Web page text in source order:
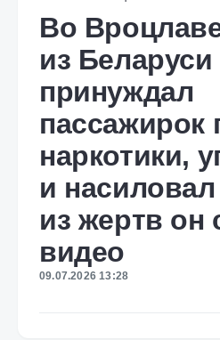
Во
из Беларуси
принуждал
пассажирок
наркотики,
и
из жертв он
видео
09.07.2026 13:28